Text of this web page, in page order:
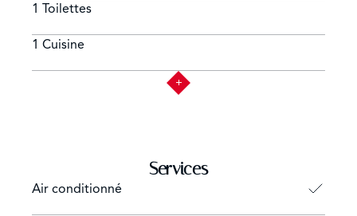
1 Toilettes
1 Cuisine
Services
Air conditionné